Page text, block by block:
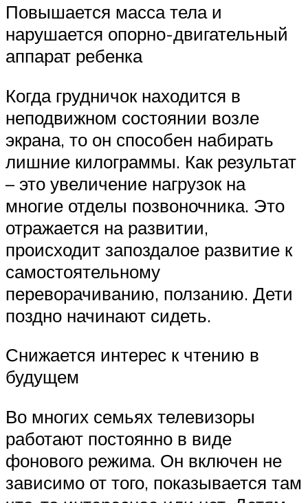
Повышается масса тела и
нарушается опорно-двигательный
аппарат ребенка
Когда грудничок находится в
неподвижном состоянии возле
экрана, то он способен набирать
лишние килограммы. Как результат
– это увеличение нагрузок на
многие отделы позвоночника. Это
отражается на развитии,
происходит запоздалое развитие к
самостоятельному
переворачиванию, ползанию. Дети
поздно начинают сидеть.
Снижается интерес к чтению в
будущем
Во многих семьях телевизоры
работают постоянно в виде
фонового режима. Он включен не
зависимо от того, показывается там